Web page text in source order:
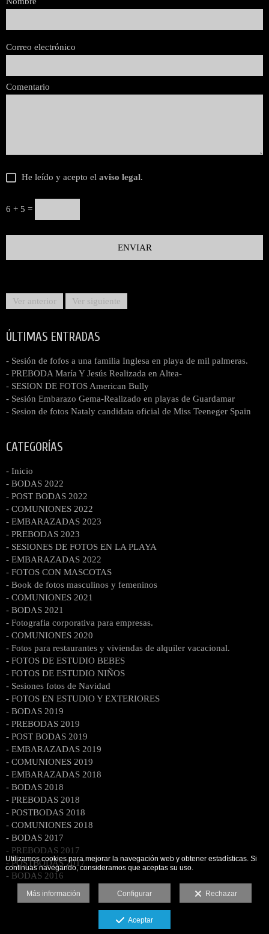
Correo electrónico
Comentario
He leído y acepto el aviso legal.
6 + 5 =
Ver anterior Ver siguiente
ÚLTIMAS ENTRADAS
- Sesión de fofos a una familia Inglesa en playa de mil palmeras.
- PREBODA María Y Jesús Realizada en Altea-
- SESION DE FOTOS American Bully
- Sesión Embarazo Gema-Realizado en playas de Guardamar
- Sesion de fotos Nataly candidata oficial de Miss Teeneger Spain
CATEGORÍAS
- Inicio
- BODAS 2022
- POST BODAS 2022
- COMUNIONES 2022
- EMBARAZADAS 2023
- PREBODAS 2023
- SESIONES DE FOTOS EN LA PLAYA
- EMBARAZADAS 2022
- FOTOS CON MASCOTAS
- Book de fotos masculinos y femeninos
- COMUNIONES 2021
- BODAS 2021
- Fotografia corporativa para empresas.
- COMUNIONES 2020
- Fotos para restaurantes y viviendas de alquiler vacacional.
- FOTOS DE ESTUDIO BEBES
- FOTOS DE ESTUDIO NIÑOS
- Sesiones fotos de Navidad
- FOTOS EN ESTUDIO Y EXTERIORES
- BODAS 2019
- PREBODAS 2019
- POST BODAS 2019
- EMBARAZADAS 2019
- COMUNIONES 2019
- EMBARAZADAS 2018
- BODAS 2018
- PREBODAS 2018
- POSTBODAS 2018
- COMUNIONES 2018
- BODAS 2017
- PREBODAS 2017
- POSTBODAS 2017
- BODAS 2016
Utilizamos cookies para mejorar la navegación web y obtener estadísticas. Si
continuas navegando, consideramos que aceptas su uso.
Más información Configurar Rechazar
Aceptar